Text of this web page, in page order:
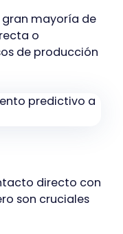
gran mayoría de
o
de producción
directo con
son cruciales